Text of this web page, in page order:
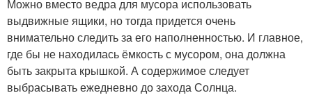
Можно вместо ведра для мусора использовать
выдвижные ящики, но тогда придется очень
внимательно следить за его наполненностью. И главное,
где бы не находилась ёмкость с мусором, она должна
быть закрыта крышкой. А содержимое следует
выбрасывать ежедневно до захода Солнца.